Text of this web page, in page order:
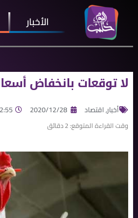
الأخبار
لا توقعات بانخفاض
أخبار,اقتصاد 2020/12/28
وقت القراءة المتوقع:2دقائق